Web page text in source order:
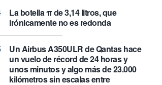
La botella π de 3,14 litros, que
irónicamente no es redonda
Un Airbus A350ULR de Qantas hace
un vuelo de récord de 24 horas y
unos minutos y algo más de 23.000
kilómetros sin escalas entre